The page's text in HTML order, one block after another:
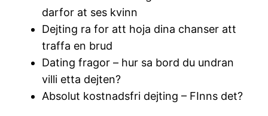
darfor at ses kvinn
Dejting ra for att hoja dina chanser att
traffa en brud
Dating fragor – hur sa bord du undran
villi etta dejten?
Absolut kostnadsfri dejting – FInns det?